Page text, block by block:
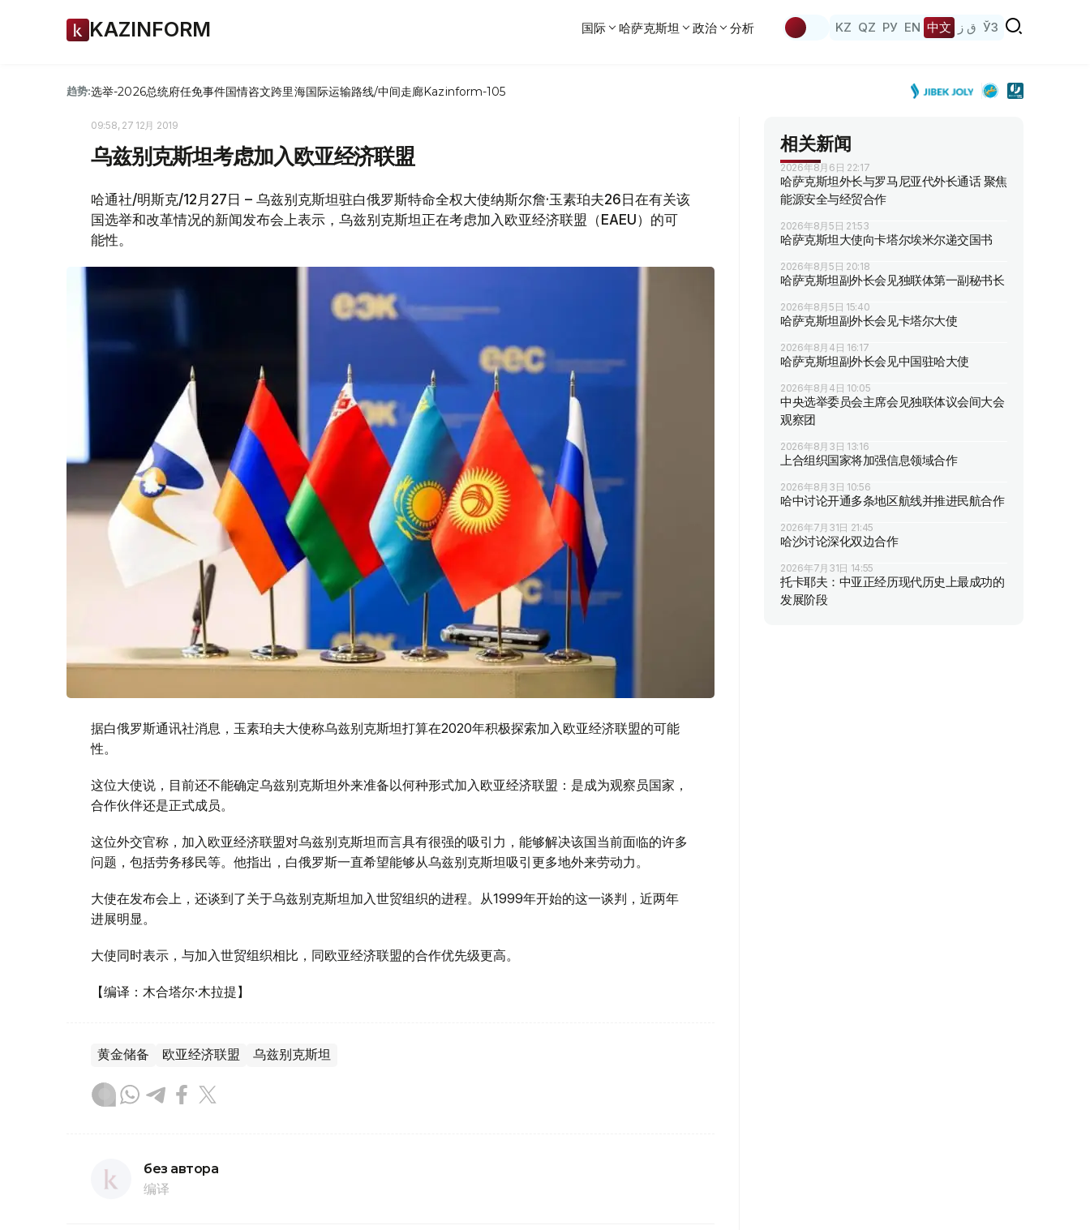
KAZINFORM 国际 哈萨克斯坦 政治 分析 KZ QZ РУ EN 中文 ق ز ЎЗ
趋势:选举-2026总统府任免事件国情咨文跨里海国际运输路线/中间走廊Kazinform-105
09:58, 27 12月 2019
乌兹别克斯坦考虑加入欧亚经济联盟
哈通社/明斯克/12月27日 – 乌兹别克斯坦驻白俄罗斯特命全权大使纳斯尔詹·玉素珀夫26日在有关该
国选举和改革情况的新闻发布会上表示，乌兹别克斯坦正在考虑加入欧亚经济联盟（EAEU）的可
能性。
据白俄罗斯通讯社消息，玉素珀夫大使称乌兹别克斯坦打算在2020年积极探索加入欧亚经济联盟的可能
性。
这位大使说，目前还不能确定乌兹别克斯坦外来准备以何种形式加入欧亚经济联盟：是成为观察员国家，
合作伙伴还是正式成员。
这位外交官称，加入欧亚经济联盟对乌兹别克斯坦而言具有很强的吸引力，能够解决该国当前面临的许多
问题，包括劳务移民等。他指出，白俄罗斯一直希望能够从乌兹别克斯坦吸引更多地外来劳动力。
大使在发布会上，还谈到了关于乌兹别克斯坦加入世贸组织的进程。从1999年开始的这一谈判，近两年
进展明显。
大使同时表示，与加入世贸组织相比，同欧亚经济联盟的合作优先级更高。
【编译：木合塔尔·木拉提】
黄金储备 欧亚经济联盟 乌兹别克斯坦
без автора
编译
相关新闻
2026年8月6日 22:17
哈萨克斯坦外长与罗马尼亚代外长通话 聚焦
能源安全与经贸合作
2026年8月5日 21:53
哈萨克斯坦大使向卡塔尔埃米尔递交国书
2026年8月5日 20:18
哈萨克斯坦副外长会见独联体第一副秘书长
2026年8月5日 15:40
哈萨克斯坦副外长会见卡塔尔大使
2026年8月4日 16:17
哈萨克斯坦副外长会见中国驻哈大使
2026年8月4日 10:05
中央选举委员会主席会见独联体议会间大会
观察团
2026年8月3日 13:16
上合组织国家将加强信息领域合作
2026年8月3日 10:56
哈中讨论开通多条地区航线并推进民航合作
2026年7月31日 21:45
哈沙讨论深化双边合作
2026年7月31日 14:55
托卡耶夫：中亚正经历现代历史上最成功的
发展阶段